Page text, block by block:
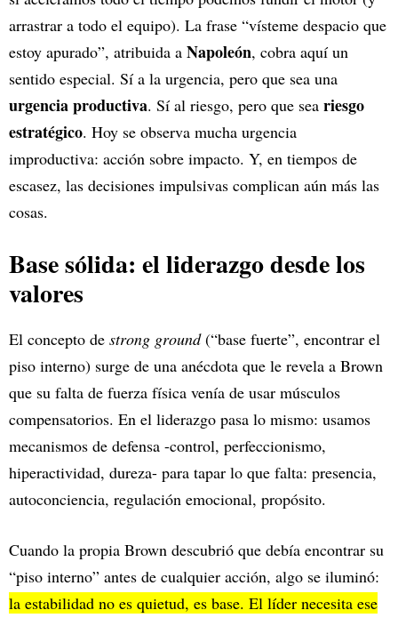
arrastrar a todo el equipo). La frase “vísteme despacio que
estoy apurado”, atribuida a Napoleón, cobra aquí un
sentido especial. Sí a la urgencia, pero que sea una
urgencia productiva. Sí al riesgo, pero que sea riesgo
estratégico. Hoy se observa mucha urgencia
improductiva: acción sobre impacto. Y, en tiempos de
escasez, las decisiones impulsivas complican aún más las
cosas.
Base sólida: el liderazgo desde los
valores
El concepto de strong ground(“base fuerte”, encontrar el
piso interno) surge de una anécdota que le revela a Brown
que su falta de fuerza física venía de usar músculos
compensatorios. En el liderazgo pasa lo mismo: usamos
mecanismos de defensa -control, perfeccionismo,
hiperactividad, dureza- para tapar lo que falta: presencia,
autoconciencia, regulación emocional, propósito.
Cuando la propia Brown descubrió que debía encontrar su
“piso interno” antes de cualquier acción, algo se iluminó:
la estabilidad no es quietud, es base. El líder necesita ese